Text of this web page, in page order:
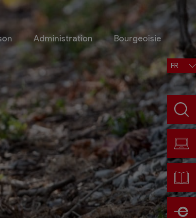
Administration Bourgeoisie
Situation, accès, météo
Météo
FR